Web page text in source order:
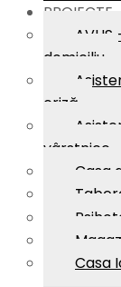
PROIECTE
domiciliu
criză
vârstnice
Casa
Casa